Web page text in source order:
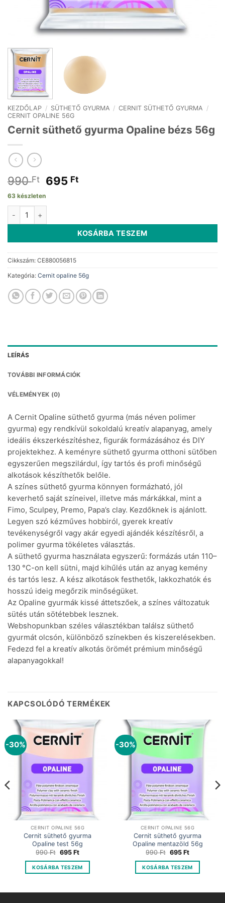
KEZDŐLAP / SÜTHETŐ GYURMA / CERNIT SÜTHETŐ GYURMA /
CERNIT OPALINE 56G
Cernit süthető gyurma Opaline bézs 56g
990Ft
Original
price
was:
695 FtCurrent
63 készleten
KOSÁRBA TESZEM
Cikkszám: CE880056815
Kategória: Cernit opaline 56g
LEÍRÁS
TOVÁBBI INFORMÁCIÓK
VÉLEMÉNYEK (0)
A Cernit Opaline süthető gyurma (más néven polimer
gyurma) egy rendkívül sokoldalú kreatív alapanyag, amely
ideális ékszerkészítéshez, figurák formázásához és DIY
projektekhez. A keményre süthető gyurma otthoni sütőben
egyszerűen megszilárdul, így tartós és profi minőségű
alkotások készíthetők belőle.
A színes süthető gyurma könnyen formázható, jól
keverhető saját színeivel, illetve más márkákkal, mint a
Fimo, Sculpey, Premo, Papa’s clay. Kezdőknek is ajánlott.
Legyen szó kézműves hobbiról, gyerek kreatív
tevékenységről vagy akár egyedi ajándék készítésről, a
polimer gyurma tökéletes választás.
A süthető gyurma használata egyszerű: formázás után 110–
130 °C-on kell sütni, majd kihűlés után az anyag kemény
és tartós lesz. A kész alkotások festhetők, lakkozhatók és
hosszú ideig megőrzik minőségüket.
Az Opaline gyurmák kissé áttetszőek, a színes változatuk
sütés után sötétebbek lesznek.
Webshopunkban széles választékban találsz süthető
gyurmát olcsón, különböző színekben és kiszerelésekben.
Fedezd fel a kreatív alkotás örömét prémium minőségű
alapanyagokkal!
KAPCSOLÓDÓ TERMÉKEK
-30%
CERNIT OPALINE 56G
Cernit süthető gyurma
Opaline test 56g
990Ft Original
was:
990 Ft.
695 FtCurrent
is:
695 Ft.
KOSÁRBA TESZEM
-30%
CERNIT OPALINE 56G
Cernit süthető gyurma
Opaline mentazöld 56g
990Ft Original
was:
990 Ft.
695 FtCurrent
is:
695 Ft.
KOSÁRBA TESZEM